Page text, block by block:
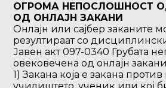
ОГРОМА НЕПОСЛОШНОСТ
ОД ОНЛАЈН ЗАКАНИ
Онлајн или сајбер заканите
резултираат со
Јавен акт 097-0340 Грубата
овековечена од онлајн
1) Закана која е закана